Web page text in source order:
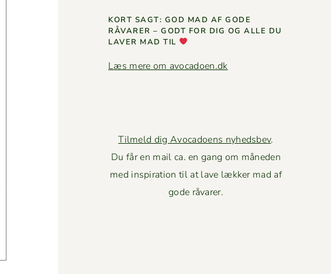
KORT SAGT: GOD MAD AF GODE
RÅVAR­ER – GODT FOR DIG OG ALLE DU
LAVER MAD TIL
Læs mere om avocadoen.dk
Tilmeld dig Avocadoens nyhedsbev.
Du får en mail ca. en gang om måneden
med inspiration til at lave lækker mad af
gode råvarer.